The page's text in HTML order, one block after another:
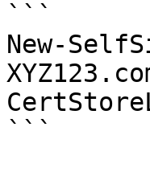
```
New-
```